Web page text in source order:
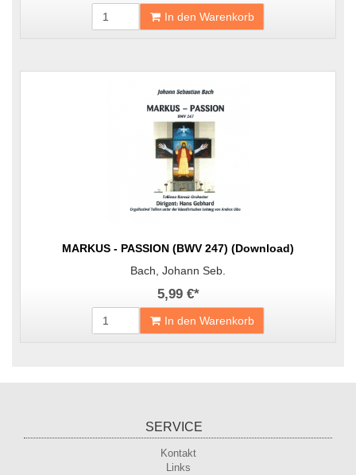
In den Warenkorb
MARKUS - PASSION (BWV 247) (Download)
Bach, Johann Seb.
5,99 €*
In den Warenkorb
SERVICE
Kontakt
Links